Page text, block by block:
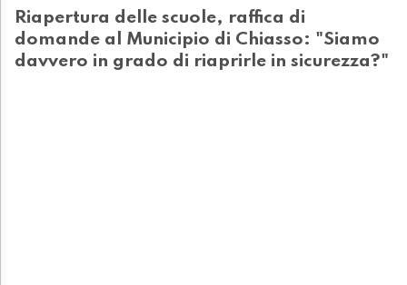
Riapertura delle scuole, raffica di
domande al Municipio di Chiasso: "Siamo
davvero in grado di riaprirle in sicurezza?"